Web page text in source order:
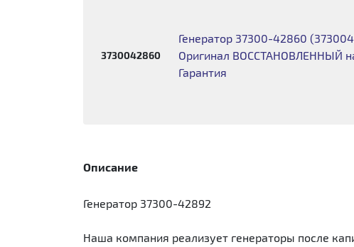
3730042860
Генератор 37300-42860
Оригинал ВОССТАНОВЛЕННЫЙ
Гарантия
Описание
Генератор 37300-42892
Наша компания реализует генераторы после